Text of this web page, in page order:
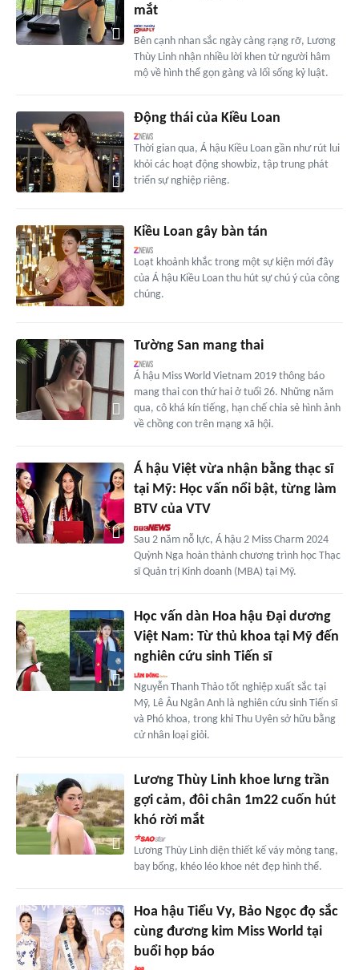
mắt
Bên cạnh nhan sắc ngày càng rạng rỡ, Lương
Thùy Linh nhận nhiều lời khen từ người hâm
mộ về hình thể gọn gàng và lối sống kỷ luật.
Động thái của Kiều Loan
Thời gian qua, Á hậu Kiều Loan gần như rút lui
khỏi các hoạt động showbiz, tập trung phát
triển sự nghiệp riêng.
Kiều Loan gây bàn tán
Loạt khoảnh khắc trong một sự kiện mới đây
của Á hậu Kiều Loan thu hút sự chú ý của công
chúng.
Tường San mang thai
Á hậu Miss World Vietnam 2019 thông báo
mang thai con thứ hai ở tuổi 26. Những năm
qua, cô khá kín tiếng, hạn chế chia sẻ hình ảnh
về chồng con trên mạng xã hội.
Á hậu Việt vừa nhận bằng thạc sĩ
tại Mỹ: Học vấn nổi bật, từng làm
BTV của VTV
Sau 2 năm nỗ lực, Á hậu 2 Miss Charm 2024
Quỳnh Nga hoàn thành chương trình học Thạc
sĩ Quản trị Kinh doanh (MBA) tại Mỹ.
Học vấn dàn Hoa hậu Đại dương
Việt Nam: Từ thủ khoa tại Mỹ đến
nghiên cứu sinh Tiến sĩ
Nguyễn Thanh Thảo tốt nghiệp xuất sắc tại
Mỹ, Lê Âu Ngân Anh là nghiên cứu sinh Tiến sĩ
và Phó khoa, trong khi Thu Uyên sở hữu bằng
cử nhân loại giỏi.
Lương Thùy Linh khoe lưng trần
gợi cảm, đôi chân 1m22 cuốn hút
khó rời mắt
Lương Thùy Linh diện thiết kế váy mỏng tang,
bay bổng, khéo léo khoe nét đẹp hình thể.
Hoa hậu Tiểu Vy, Bảo Ngọc đọ sắc
cùng đương kim Miss World tại
buổi họp báo